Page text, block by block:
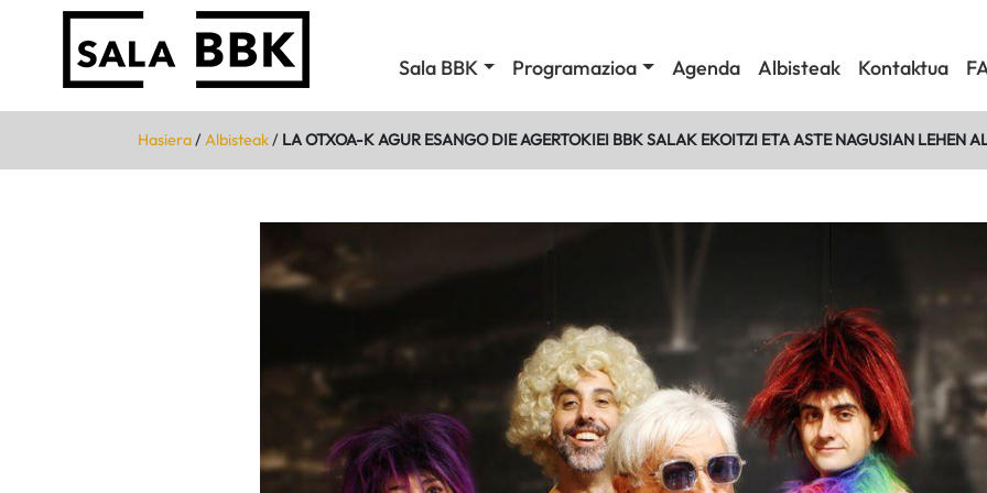
Sala BBK Programazioa Agenda Albisteak Kontaktua
Hasiera/Albisteak/ LA OTXOA-K AGUR ESANGO DIE AGERTOKIEI BBK SALAK EKOITZI ETA ASTE NAGUSIAN LEHEN